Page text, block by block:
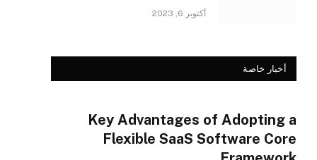
أكتوبر 6, 2023
أخبار خاصة
Key Advantages of Adopting a
Flexible SaaS Software Core